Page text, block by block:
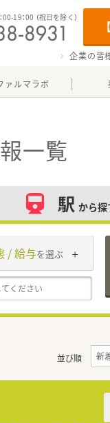
00-19：00 （祝日を除く）
企業の皆
ァルマラボ
一覧
駅 から探
/ 給与を選ぶ
並び順